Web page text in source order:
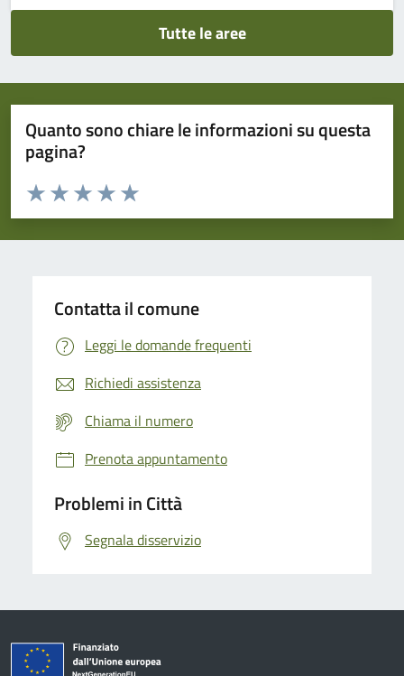
Tutte le aree
Quanto sono chiare le informazioni su questa
pagina?
Domanda
Valuta da 1 a 5 stelle la pagina
Valuta 5 stelle su 5
Valuta 4 stelle su 5
Valuta 3 stelle su 5
Valuta 2 stelle su 5
Valuta 1 stelle su 5
Contatta il comune
Leggi le domande frequenti
Richiedi assistenza
Chiama il numero
Prenota appuntamento
Problemi in Città
Segnala disservizio